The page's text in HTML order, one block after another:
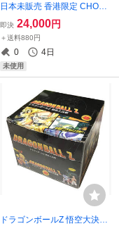
日本未販売 香港限定 CHOC
OOLATE 5周年記念 400%ベ
アブリック/未開封
即決 24,000円
＋送料880円
0 4日
未使用
ドラゴンボールZ 悟空大決戦